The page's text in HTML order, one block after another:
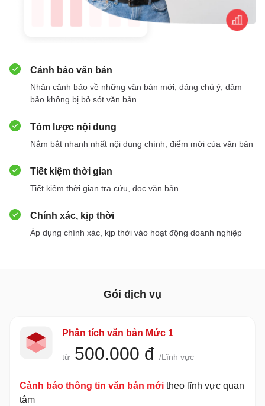
Cảnh báo văn bản
Nhận cảnh báo về những văn bản mới, đáng chú ý, đảm
bảo không bị bỏ sót văn bản.
Tóm lược nội dung
Nắm bắt nhanh nhất nội dung chính, điểm mới của văn bản
Tiết kiệm thời gian
Tiết kiệm thời gian tra cứu, đọc văn bản
Chính xác, kịp thời
Áp dụng chính xác, kịp thời vào hoạt động doanh nghiệp
Gói dịch vụ
Phân tích văn bản Mức 1
từ 500.000 đ /Lĩnh vực
Cảnh báo thông tin văn bản mới theo lĩnh vực quan
tâm